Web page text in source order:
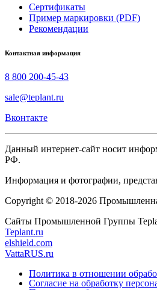
Сертификаты
Пример маркировки (PDF)
Рекомендации
Контактная информация
8 800 200-45-43
sale@teplant.ru
Вконтакте
Данный интернет-сайт носит
РФ.
Информация и фотографии,
Copyright © 2018-2026
Сайты Промышленной Группы
Teplant.ru
elshield.com
VattaRUS.ru
Политика в отношении
Согласие на обработку